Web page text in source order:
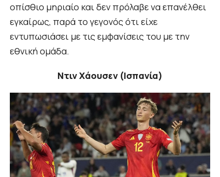
οπίσθιο μηριαίο και δεν πρόλαβε να επανέλθει
εγκαίρως, παρά το γεγονός ότι είχε
εντυπωσιάσει με τις εμφανίσεις του με την
εθνική ομάδα.
Ντιν Χάουσεν (Ισπανία)